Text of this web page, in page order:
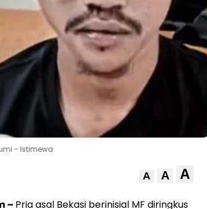
- Istimewa
A A A
– Pria asal Bekasi berinisial MF diringkus